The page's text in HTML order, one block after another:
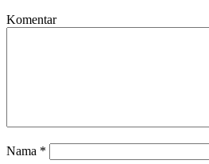
Komentar
Nama *